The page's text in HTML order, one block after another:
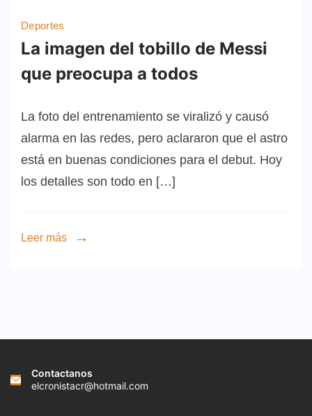
Deportes
La imagen del tobillo de Messi
que preocupa a todos
La foto del entrenamiento se viralizó y causó
alarma en las redes, pero aclararon que el astro
está en buenas condiciones para el debut. Hoy
los detalles son todo en […]
Leer más
Contactanos
elcronistacr@hotmail.com